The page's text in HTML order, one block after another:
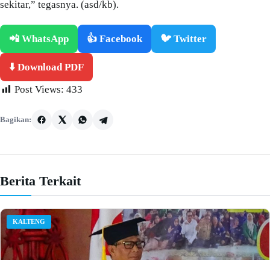
sekitar,” tegasnya. (asd/kb).
📲 WhatsApp 👍 Facebook 🐦 Twitter
⬇️ Download PDF
Post Views: 433
Bagikan:
Berita Terkait
KALTENG